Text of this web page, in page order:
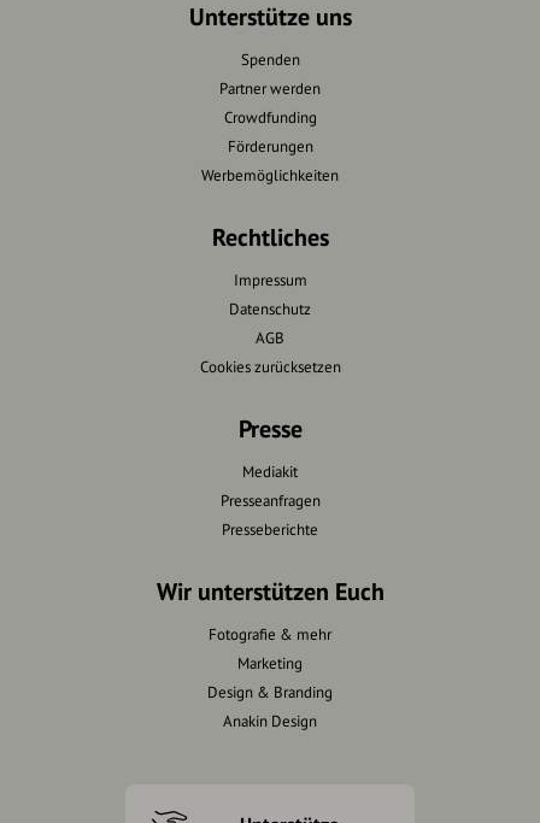
Unterstütze uns
Spenden
Partner werden
Crowdfunding
Förderungen
Werbemöglichkeiten
Rechtliches
Impressum
Datenschutz
AGB
Cookies zurücksetzen
Presse
Mediakit
Presseanfragen
Presseberichte
Wir unterstützen Euch
Fotografie & mehr
Marketing
Design & Branding
Anakin Design